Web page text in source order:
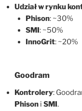
Udział w rynku
Phison: ~30%
SMI: ~50%
InnoGrit: ~20%
Goodram
Kontrolery:
Phison i SMI.